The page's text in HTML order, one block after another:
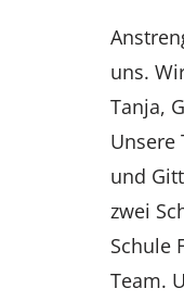
uns.
Tanja,
Unsere
und
zwei
Schule
Team.